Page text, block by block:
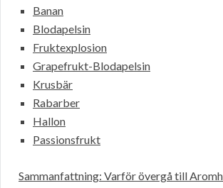
Banan
Blodapelsin
Fruktexplosion
Grapefrukt-Blodapelsin
Krusbär
Rabarber
Hallon
Passionsfrukt
Sammanfattning: Varför övergå till